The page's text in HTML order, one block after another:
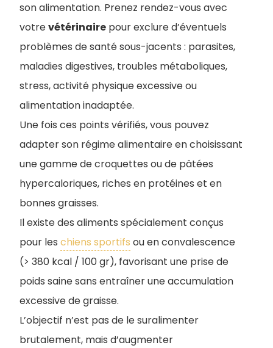
son alimentation. Prenez rendez-vous avec
votrevétérinaire pour exclure d’éventuels
problèmes de santé sous-jacents : parasites,
maladies digestives, troubles métaboliques,
stress, activité physique excessive ou
alimentation inadaptée.
Une fois ces points vérifiés, vous pouvez
adapter son régime alimentaire en choisissant
une gamme de croquettes ou de pâtées
hypercaloriques, riches en protéines et en
bonnes graisses.
Il existe des aliments spécialement conçus
pour les chiens sportifs ou en convalescence
(> 380 kcal / 100 gr), favorisant une prise de
poids saine sans entraîner une accumulation
excessive de graisse.
L’objectif n’est pas de le suralimenter
brutalement, mais d’augmenter